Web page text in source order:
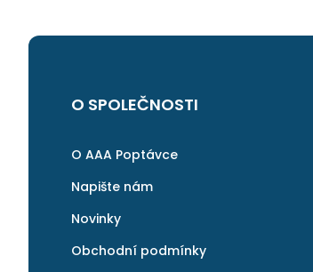
O SPOLEČNOSTI
O AAA Poptávce
Napište nám
Novinky
Obchodní podmínky